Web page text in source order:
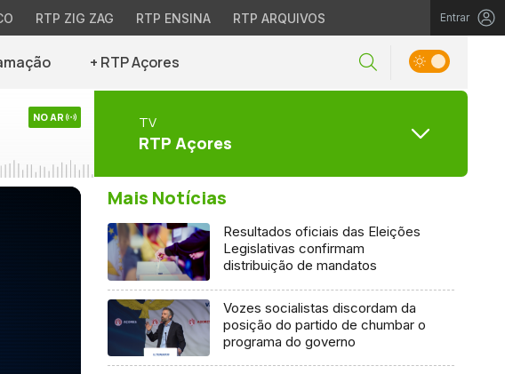
RTP ZIG ZAG RTP ENSINA RTP ARQUIVOS Entrar
+ RTP Açores
NO AR TV
RTP Açores
Mais Notícias
Resultados oficiais das Eleições
Legislativas confirmam
distribuição de mandatos
Vozes socialistas discordam da
posição do partido de chumbar o
programa do governo